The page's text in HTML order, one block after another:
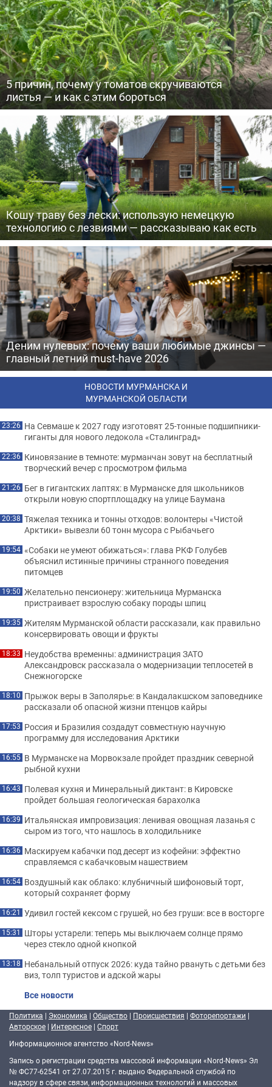
5 причин, почему у томатов скручиваются
листья — и как с этим бороться
Кошу траву без лески: использую немецкую
технологию с лезвиями — рассказываю как есть
Деним нулевых: почему ваши любимые джинсы —
главный летний must-have 2026
НОВОСТИ МУРМАНСКА И
МУРМАНСКОЙ ОБЛАСТИ
23:26 На Севмаше к 2027 году изготовят 25-тонные подшипники-
гиганты для нового ледокола «Сталинград»
22:36 Киновязание в темноте: мурманчан зовут на бесплатный
творческий вечер с просмотром фильма
21:26 Бег в гигантских лаптях: в Мурманске для школьников
открыли новую спортплощадку на улице Баумана
20:38 Тяжелая техника и тонны отходов: волонтеры «Чистой
Арктики» вывезли 60 тонн мусора с Рыбачьего
19:54 «Собаки не умеют обижаться»: глава РКФ Голубев
объяснил истинные причины странного поведения
питомцев
19:50 Желательно пенсионеру: жительница Мурманска
пристраивает взрослую собаку породы шпиц
19:35 Жителям Мурманской области рассказали, как правильно
консервировать овощи и фрукты
18:33 Неудобства временны: администрация ЗАТО
Александровск рассказала о модернизации теплосетей в
Снежногорске
18:10 Прыжок веры в Заполярье: в Кандалакшском заповеднике
рассказали об опасной жизни птенцов кайры
17:53 Россия и Бразилия создадут совместную научную
программу для исследования Арктики
16:55 В Мурманске на Морвокзале пройдет праздник северной
рыбной кухни
16:43 Полевая кухня и Минеральный диктант: в Кировске
пройдет большая геологическая барахолка
16:39 Итальянская импровизация: ленивая овощная лазанья с
сыром из того, что нашлось в холодильнике
16:36 Маскируем кабачки под десерт из кофейни: эффектно
справляемся с кабачковым нашествием
16:54 Воздушный как облако: клубничный шифоновый торт,
который сохраняет форму
16:21 Удивил гостей кексом с грушей, но без груши: все в восторге
15:31 Шторы устарели: теперь мы выключаем солнце прямо
через стекло одной кнопкой
13:18 Небанальный отпуск 2026: куда тайно рвануть с детьми без
виз, толп туристов и адской жары
Все новости
Политика | Экономика | Общество | Происшествия | Фоторепортажи |
Авторское | Интересное | Спорт
Информационное агентство «Nord-News»
Запись о регистрации средства массовой информации «Nord-News» Эл
№ ФС77-62541 от 27.07.2015 г. выдано Федеральной службой по
надзору в сфере связи, информационных технологий и массовых